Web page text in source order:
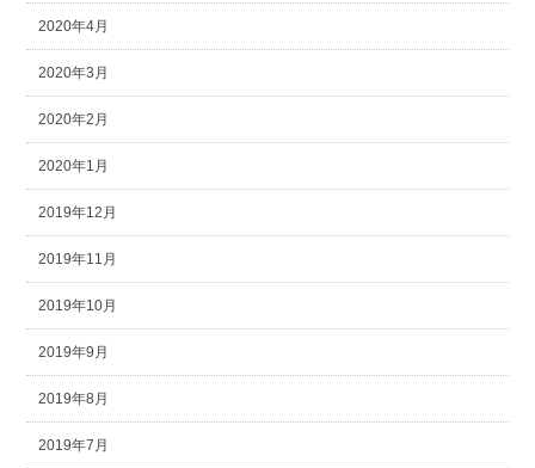
2020年4月
2020年3月
2020年2月
2020年1月
2019年12月
2019年11月
2019年10月
2019年9月
2019年8月
2019年7月